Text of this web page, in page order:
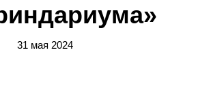
31 мая 2024